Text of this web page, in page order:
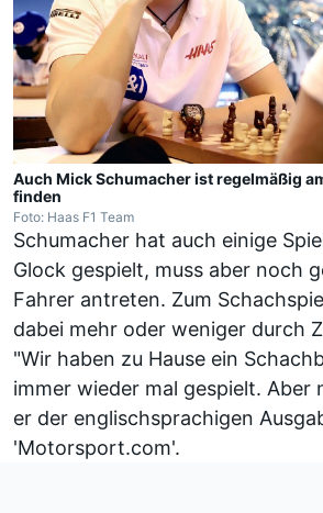
Auch Mick Schumacher ist regelmäßig
finden
Foto: Haas F1 Team
Schumacher hat auch einige
Glock gespielt, muss aber noch
Fahrer antreten. Zum
dabei mehr oder weniger durch
"Wir haben zu Hause ein
immer wieder mal gespielt. Aber
er der englischsprachigen
'Motorsport.com'.